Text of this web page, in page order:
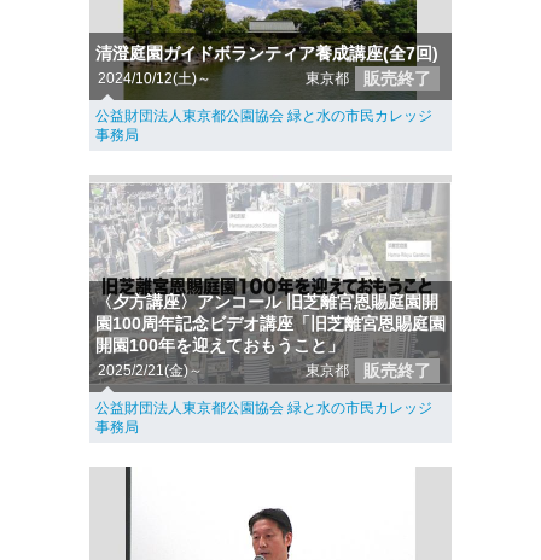
清澄庭園ガイドボランティア養成講座(全7回)
2024/10/12(土)～ 東京都 販売終了
公益財団法人東京都公園協会 緑と水の市民カレッジ
事務局
〈夕方講座〉アンコール 旧芝離宮恩賜庭園開
園100周年記念ビデオ講座「旧芝離宮恩賜庭園
開園100年を迎えておもうこと」
2025/2/21(金)～ 東京都 販売終了
公益財団法人東京都公園協会 緑と水の市民カレッジ
事務局